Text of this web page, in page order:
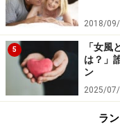
2018/
5
「女
は？」
ン
2025/
ラ